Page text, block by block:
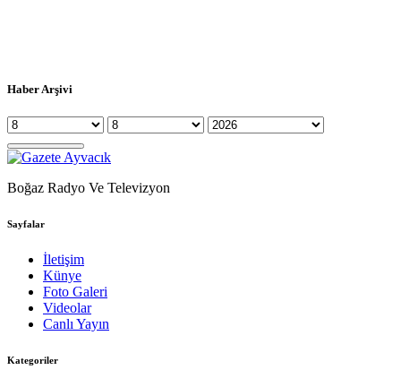
Haber Arşivi
Boğaz Radyo Ve Televizyon
Sayfalar
İletişim
Künye
Foto Galeri
Videolar
Canlı Yayın
Kategoriler